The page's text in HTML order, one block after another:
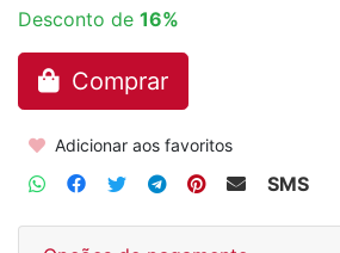
Desconto de 16%
Comprar
Adicionar aos favoritos
SMS